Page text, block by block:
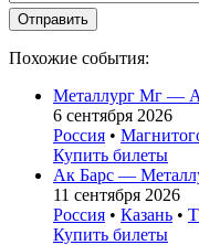
Похожие события:
Металлург Мг —
6 сентября 2026
Россия •
Купить билеты
Ак Барс —
11 сентября 2026
Россия • Казань •
Купить билеты